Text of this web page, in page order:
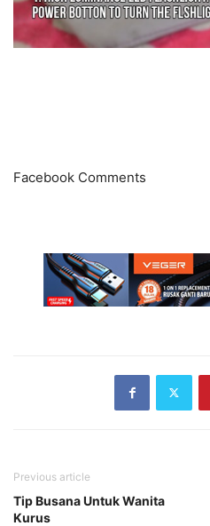
Facebook Comments
Previous article
Tip Busana Untuk Wanita
Kurus